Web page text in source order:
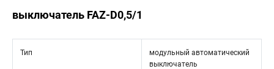
выключатель FAZ-D0,5/1
Тип
модульный автоматический
выключатель